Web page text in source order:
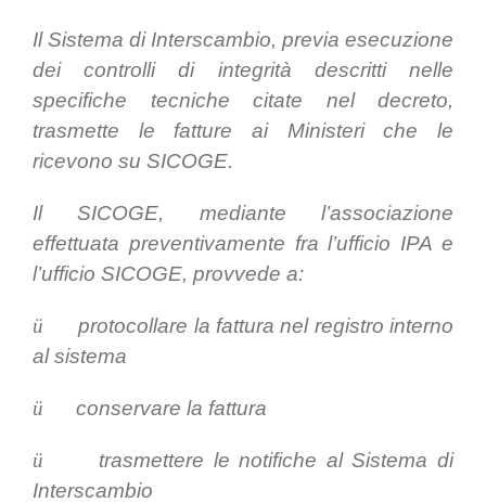
Il Sistema di Interscambio, previa esecuzione
dei controlli di integrità descritti nelle
specifiche tecniche citate nel decreto,
trasmette le fatture ai Ministeri che le
ricevono su SICOGE.
Il SICOGE, mediante l’associazione
effettuata preventivamente fra l’ufficio IPA e
l’ufficio SICOGE, provvede a:
ü
protocollare la fattura nel registro interno
al sistema
ü conservare la fattura
ü
trasmettere le notifiche al Sistema di
Interscambio